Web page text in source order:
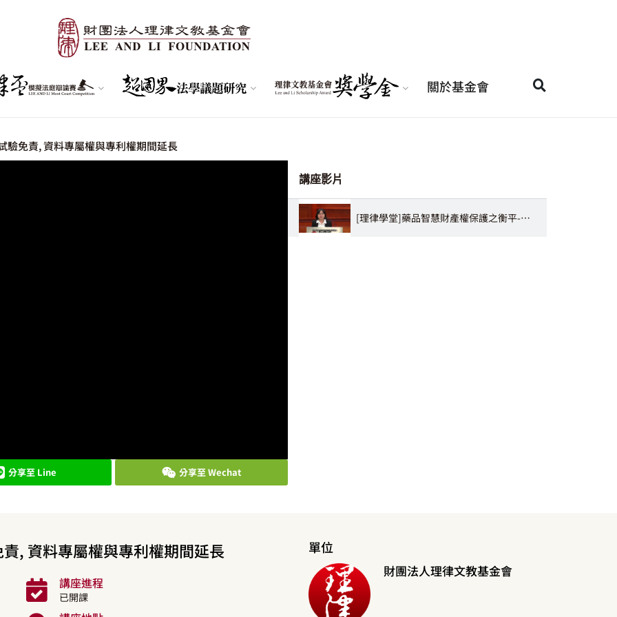
關於基金會
驗免責, 資料專屬權與專利權期間延長
講座影片
[理律學堂]藥品智慧財產權保護之衡平-朱淑尹
分享至 Line 分享至 Wechat
, 資料專屬權與專利權期間延長
講座進程
已開課
單位
財團法人理律文教基金會